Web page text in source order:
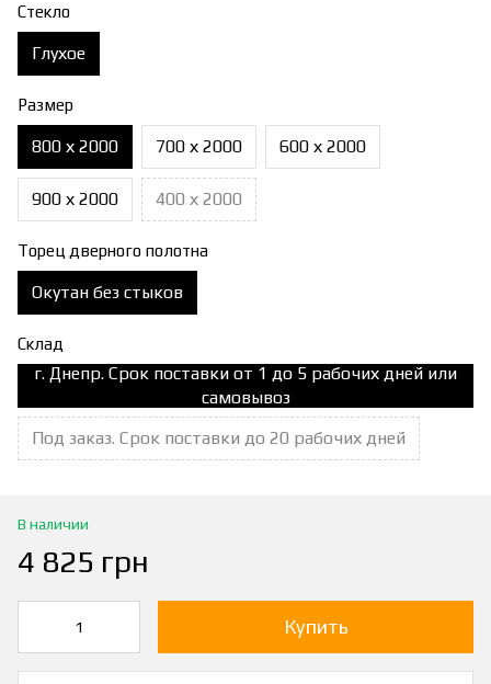
Стекло
Глухое
Размер
800 х 2000 700 х 2000 600 х 2000
900 х 2000 400 х 2000
Торец дверного полотна
Окутан без стыков
Склад
г. Днепр. Срок поставки от 1 до 5 рабочих дней или
самовывоз
Под заказ. Срок поставки до 20 рабочих дней
В наличии
4 825 грн
Купить